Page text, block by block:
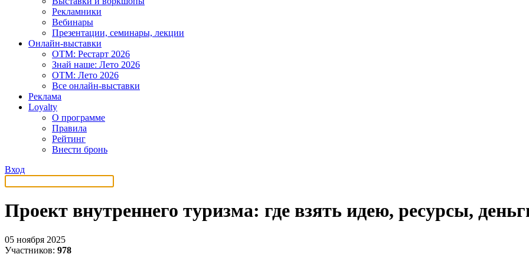
Рекламники
Вебинары
Презентации, семинары, лекции
Онлайн-выставки
OTM: Рестарт 2026
Знай наше: Лето 2026
OTM: Лето 2026
Все онлайн-выставки
Реклама
Loyalty
О программе
Правила
Рейтинг
Внести бронь
Вход
Проект внутреннего туризма: где взять идею, ресурсы,
05 ноября 2025
Участников: 978